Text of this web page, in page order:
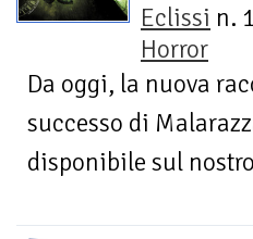
Eclissi n.
Horror
Da oggi, la nuova
successo di
disponibile sul